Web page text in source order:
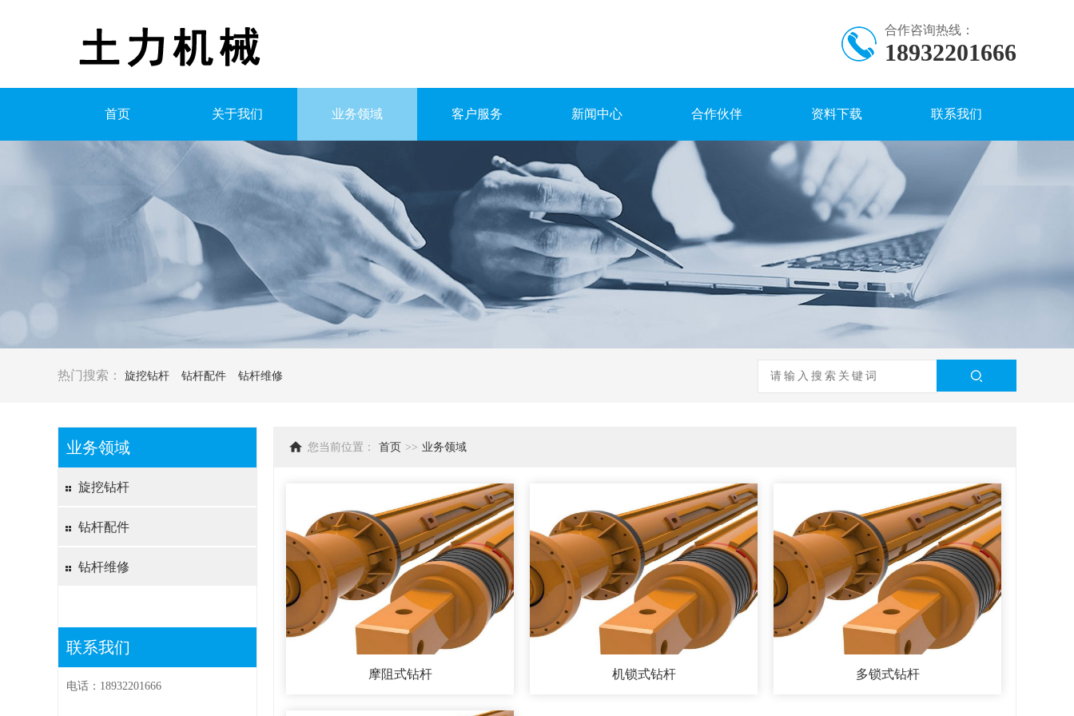
合作咨询热线：
18932201666
首页 关于我们 业务领域 客户服务 新闻中心 合作伙伴 资料下载 联系我们
热门搜索： 旋挖钻杆 钻杆配件 钻杆维修
业务领域
旋挖钻杆
钻杆配件
钻杆维修
联系我们
电话：18932201666
您当前位置： 首页 >> 业务领域
摩阻式钻杆 机锁式钻杆 多锁式钻杆